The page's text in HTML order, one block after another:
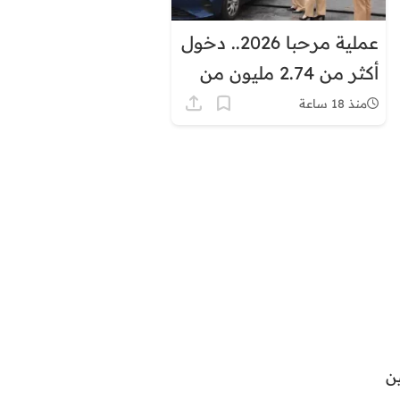
عملية مرحبا 2026.. دخول
أكثر من 2.74 مليون من
مغاربة العالم إلى المملكة
منذ 18 ساعة